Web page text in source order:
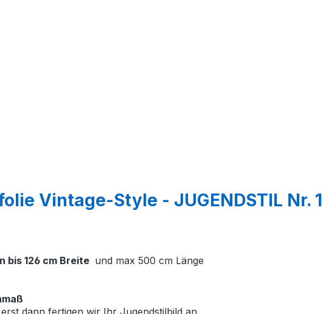
Vintage-Style - JUGENDSTIL Nr.
bis 126 cm Breite und max 500 cm Länge
dann fertigen wir Ihr Jugendstilbild an